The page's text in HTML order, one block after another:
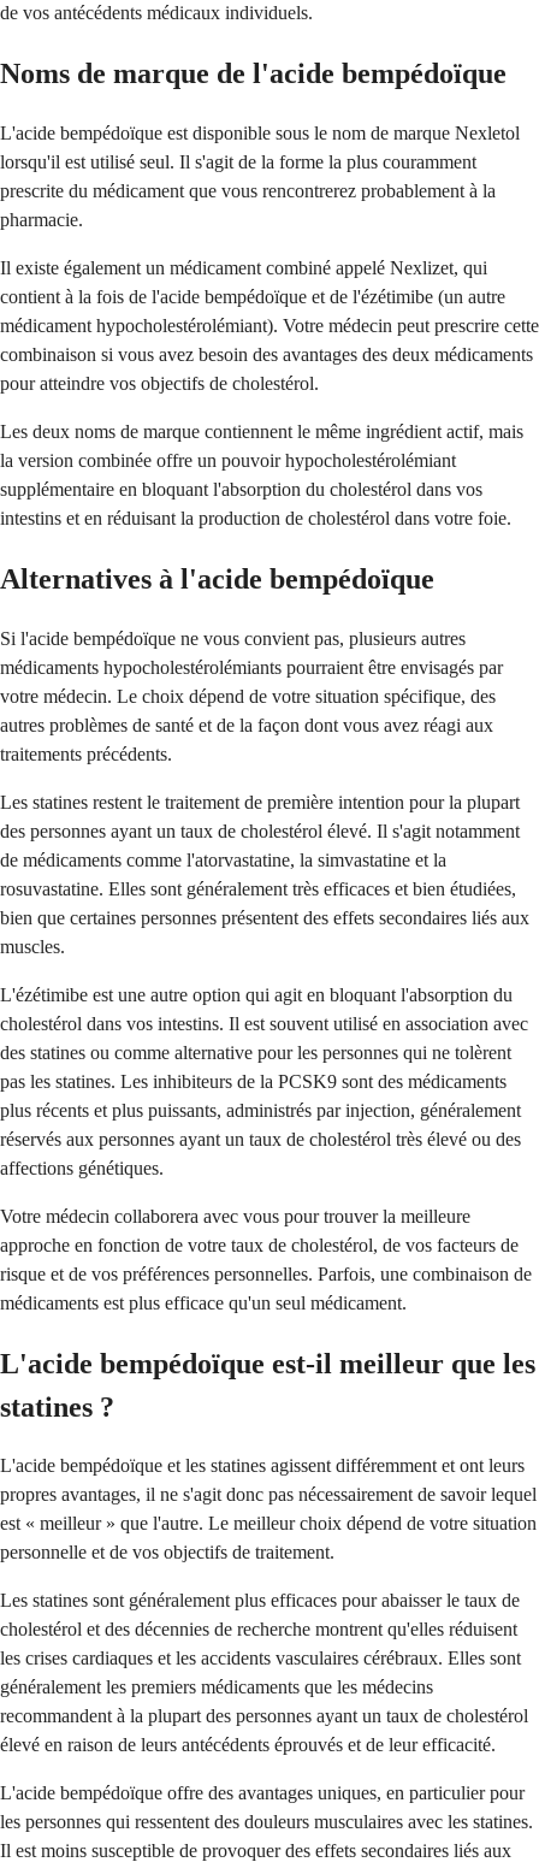
de vos antécédents médicaux individuels.
Noms de marque de l'acide bempédoïque
L'acide bempédoïque est disponible sous le nom de marque Nexletol
lorsqu'il est utilisé seul. Il s'agit de la forme la plus couramment
prescrite du médicament que vous rencontrerez probablement à la
pharmacie.
Il existe également un médicament combiné appelé Nexlizet, qui
contient à la fois de l'acide bempédoïque et de l'ézétimibe (un autre
médicament hypocholestérolémiant). Votre médecin peut prescrire cette
combinaison si vous avez besoin des avantages des deux médicaments
pour atteindre vos objectifs de cholestérol.
Les deux noms de marque contiennent le même ingrédient actif, mais
la version combinée offre un pouvoir hypocholestérolémiant
supplémentaire en bloquant l'absorption du cholestérol dans vos
intestins et en réduisant la production de cholestérol dans votre foie.
Alternatives à l'acide bempédoïque
Si l'acide bempédoïque ne vous convient pas, plusieurs autres
médicaments hypocholestérolémiants pourraient être envisagés par
votre médecin. Le choix dépend de votre situation spécifique, des
autres problèmes de santé et de la façon dont vous avez réagi aux
traitements précédents.
Les statines restent le traitement de première intention pour la plupart
des personnes ayant un taux de cholestérol élevé. Il s'agit notamment
de médicaments comme l'atorvastatine, la simvastatine et la
rosuvastatine. Elles sont généralement très efficaces et bien étudiées,
bien que certaines personnes présentent des effets secondaires liés aux
muscles.
L'ézétimibe est une autre option qui agit en bloquant l'absorption du
cholestérol dans vos intestins. Il est souvent utilisé en association avec
des statines ou comme alternative pour les personnes qui ne tolèrent
pas les statines. Les inhibiteurs de la PCSK9 sont des médicaments
plus récents et plus puissants, administrés par injection, généralement
réservés aux personnes ayant un taux de cholestérol très élevé ou des
affections génétiques.
Votre médecin collaborera avec vous pour trouver la meilleure
approche en fonction de votre taux de cholestérol, de vos facteurs de
risque et de vos préférences personnelles. Parfois, une combinaison de
médicaments est plus efficace qu'un seul médicament.
L'acide bempédoïque est-il meilleur que les
statines ?
L'acide bempédoïque et les statines agissent différemment et ont leurs
propres avantages, il ne s'agit donc pas nécessairement de savoir lequel
est « meilleur » que l'autre. Le meilleur choix dépend de votre situation
personnelle et de vos objectifs de traitement.
Les statines sont généralement plus efficaces pour abaisser le taux de
cholestérol et des décennies de recherche montrent qu'elles réduisent
les crises cardiaques et les accidents vasculaires cérébraux. Elles sont
généralement les premiers médicaments que les médecins
recommandent à la plupart des personnes ayant un taux de cholestérol
élevé en raison de leurs antécédents éprouvés et de leur efficacité.
L'acide bempédoïque offre des avantages uniques, en particulier pour
les personnes qui ressentent des douleurs musculaires avec les statines.
Il est moins susceptible de provoquer des effets secondaires liés aux